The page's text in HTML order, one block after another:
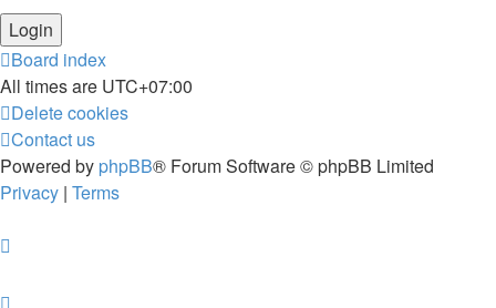
Board index
All times are UTC+07:00
Delete cookies
Contact us
Powered by phpBB® Forum Software © phpBB Limited
Privacy | Terms